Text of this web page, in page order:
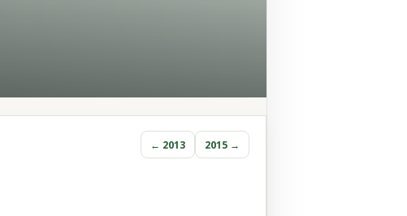
← 2013 2015 →